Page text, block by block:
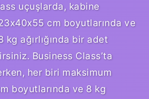
uçuşlarda, kabine
cm boyutlarında ve
kg ağırlığında bir adet
Business Class’ta
her biri maksimum
boyutlarında ve 8 kg